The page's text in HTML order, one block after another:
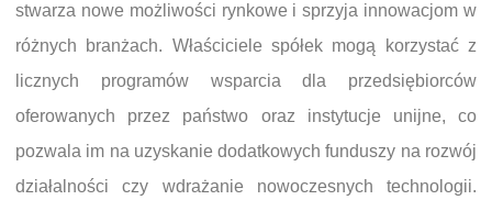
stwarza nowe możliwości rynkowe i sprzyja innowacjom w
różnych branżach. Właściciele spółek mogą korzystać z
licznych programów wsparcia dla przedsiębiorców
oferowanych przez państwo oraz instytucje unijne, co
pozwala im na uzyskanie dodatkowych funduszy na rozwój
działalności czy wdrażanie nowoczesnych technologii.